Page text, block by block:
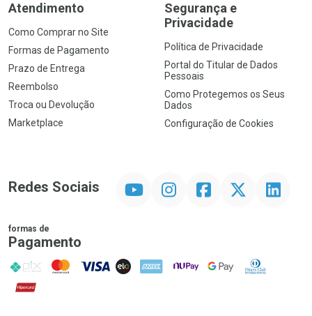
Atendimento
Como Comprar no Site
Formas de Pagamento
Prazo de Entrega
Reembolso
Troca ou Devolução
Marketplace
Segurança e
Privacidade
Política de Privacidade
Portal do Titular de Dados
Pessoais
Como Protegemos os Seus
Dados
Configuração de Cookies
Redes Sociais InstagramFacebookTwitter Linkedin
formas de
Pagamento
PIX MasterCard
VISA ELO AMEX NuPay Google PayDiners Club
Hipercard